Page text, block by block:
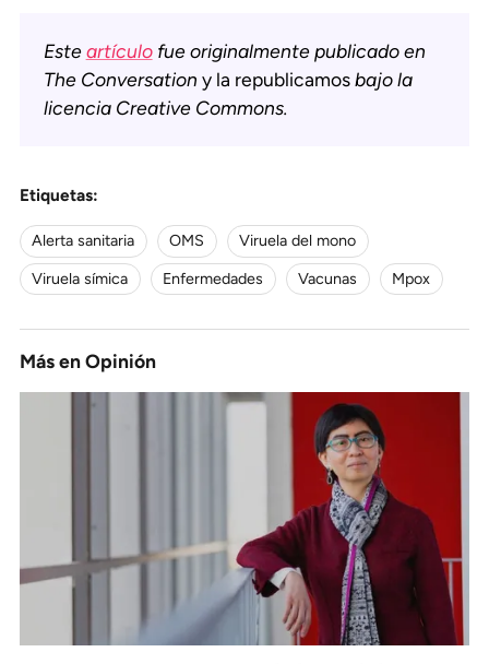
Este artículo fue originalmente publicado en
The Conversation y la republicamosbajo la
licencia Creative Commons.
Etiquetas:
Alerta sanitaria OMS
Viruela del mono
Viruela símica
Enfermedades Vacunas Mpox
Más enOpinión